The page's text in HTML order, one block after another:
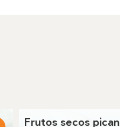
Frutos secos